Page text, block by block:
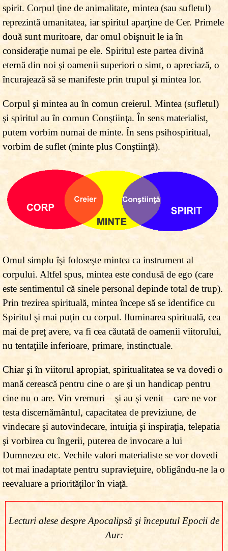
spirit. Corpul ţine de animalitate, mintea (sau sufletul)
reprezintă umanitatea, iar spiritul aparţine de Cer. Primele
două sunt muritoare, dar omul obişnuit le ia în
consideraţie numai pe ele. Spiritul este partea divină
eternă din noi şi oamenii superiori o simt, o apreciază, o
încurajează să se manifeste prin trupul şi mintea lor.
Corpul şi mintea au în comun creierul. Mintea (sufletul)
şi spiritul au în comun Conştiinţa. În sens materialist,
putem vorbim numai de minte. În sens psihospiritual,
vorbim de suflet (minte plus Conştiinţă).
Omul simplu îşi foloseşte mintea ca instrument al
corpului. Altfel spus, mintea este condusă de ego (care
este sentimentul că sinele personal depinde total de trup).
Prin trezirea spirituală, mintea începe să se identifice cu
Spiritul şi mai puţin cu corpul. Iluminarea spirituală, cea
mai de preţ avere, va fi cea căutată de oamenii viitorului,
nu tentaţiile inferioare, primare, instinctuale.
Chiar şi în viitorul apropiat, spiritualitatea se va dovedi o
mană cerească pentru cine o are şi un handicap pentru
cine nu o are. Vin vremuri – şi au şi venit – care ne vor
testa discernământul, capacitatea de previziune, de
vindecare şi autovindecare, intuiţia şi inspiraţia, telepatia
şi vorbirea cu îngerii, puterea de invocare a lui
Dumnezeu etc. Vechile valori materialiste se vor dovedi
tot mai inadaptate pentru supravieţuire, obligându-ne la o
reevaluare a priorităţilor în viaţă.
Lecturi alese despre Apocalipsă şi începutul Epocii de
Aur: